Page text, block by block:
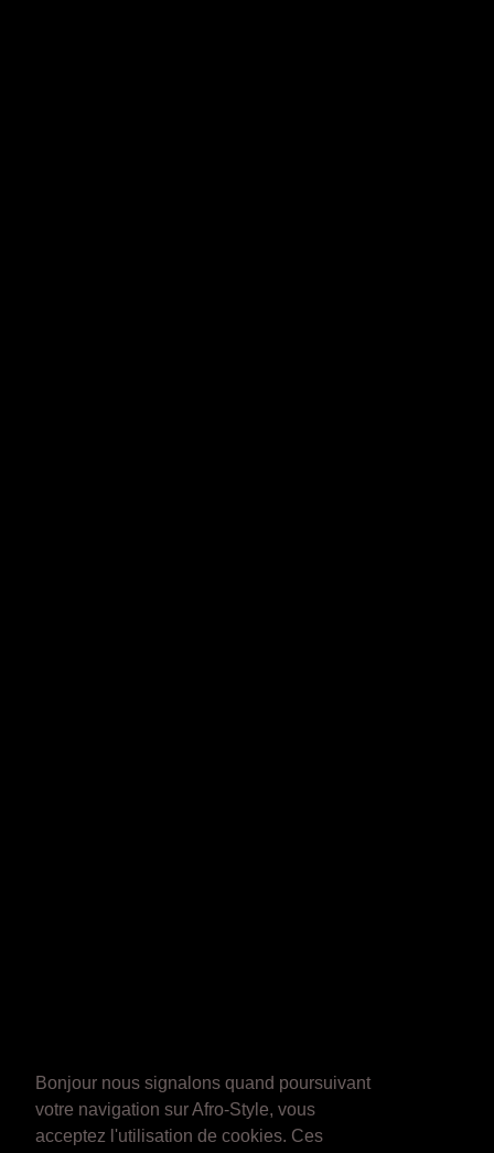
Bonjour nous signalons quand poursuivant
votre navigation sur Afro-Style, vous
acceptez l'utilisation de cookies. Ces